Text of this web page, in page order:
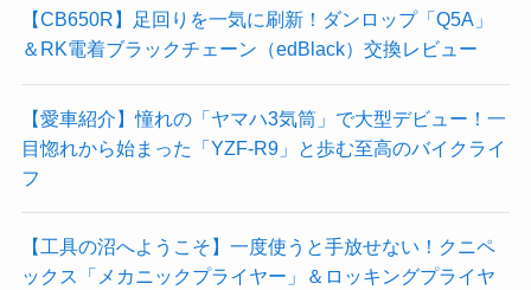
【CB650R】足回りを一気に刷新！ダンロップ「Q5A」
＆RK電着ブラックチェーン（edBlack）交換レビュー
【愛車紹介】憧れの「ヤマハ3気筒」で大型デビュー！一
目惚れから始まった「YZF-R9」と歩む至高のバイクライ
フ
【工具の沼へようこそ】一度使うと手放せない！クニペ
ックス「メカニックプライヤー」＆ロッキングプライヤ